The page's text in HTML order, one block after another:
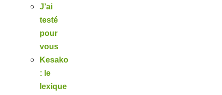
J’ai
testé
pour
vous
Kesako
: le
lexique